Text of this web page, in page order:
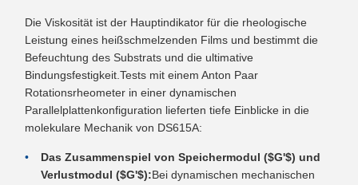
Die Viskosität ist der Hauptindikator für die rheologische
Leistung eines heißschmelzenden Films und bestimmt die
Befeuchtung des Substrats und die ultimative
Bindungsfestigkeit.Tests mit einem Anton Paar
Rotationsrheometer in einer dynamischen
Parallelplattenkonfiguration lieferten tiefe Einblicke in die
molekulare Mechanik von DS615A:
Das Zusammenspiel von Speichermodul ($G'$) und
Verlustmodul ($G'$):Bei dynamischen mechanischen